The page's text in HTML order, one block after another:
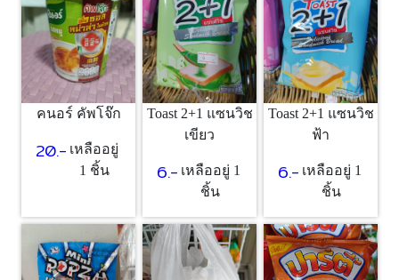
คนอร์ คัพโจ๊ก
20.- เหลืออยู่
1 ชิ้น
Toast 2+1 แซนวิช
เขียว
6.- เหลืออยู่ 1
ชิ้น
Toast 2+1 แซนวิช
ฟ้า
6.- เหลืออยู่ 1
ชิ้น